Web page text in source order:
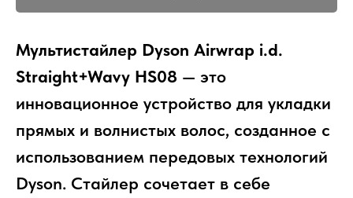
Мультистайлер Dyson Airwrap i.d.
Straight+Wavy HS08 — это
инновационное устройство для укладки
прямых и волнистых волос, созданное с
использованием передовых технологий
Dyson. Стайлер сочетает в себе